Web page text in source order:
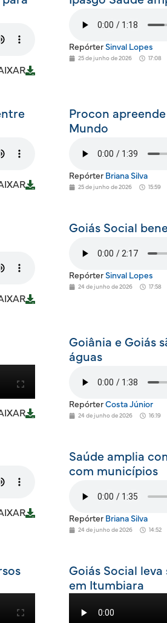
Repórter Sinval Lopes
25 de junho de 2026 17:08
Procon
Mundo
Repórter Briana Silva
25 de junho de 2026 15:59
Goiás Social
Repórter Sinval Lopes
24 de junho de 2026 17:58
Goiânia e Goiás
águas
Repórter Costa Júnior
24 de junho de 2026 16:19
Saúde amplia
com municípios
Repórter Briana Silva
24 de junho de 2026 14:52
Goiás Social
em Itumbiara